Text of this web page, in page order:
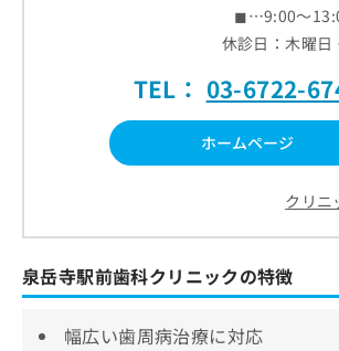
◼︎…9:00～
休診日：木曜日
TEL： 03-6722-
ホームページ
クリニ
泉岳寺駅前歯科クリニックの特徴
幅広い歯周病治療に対応